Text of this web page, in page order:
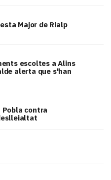
Major de Rialp
escoltes a Alins
alerta que s'han
Pobla contra